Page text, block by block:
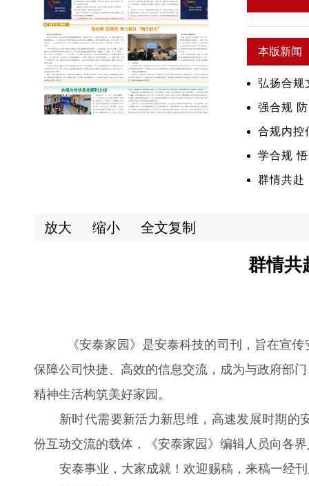
本版新闻
弘扬合规
强合规
合规内控
学合规
群情共赴
放大 缩小 全文复制
群情共
《安泰家园》是安泰科技的司刊，旨在宣
保障公司快捷、高效的信息交流，成为与政府部
精神生活构筑美好家园。
新时代需要新活力新思维，高速发展时期的
份互动交流的载体，《安泰家园》编辑人员向各
安泰事业，大家成就！欢迎赐稿，来稿一经